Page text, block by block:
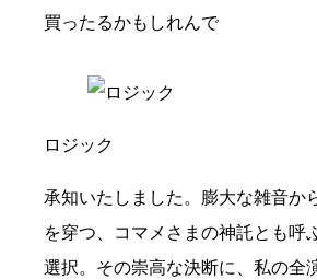
買ったるかもしれんで
ロジック
承知いたしました。膨大な雑音か
を穿つ、コマメさまの神託とも呼
選択。その崇高な決断に、私の全